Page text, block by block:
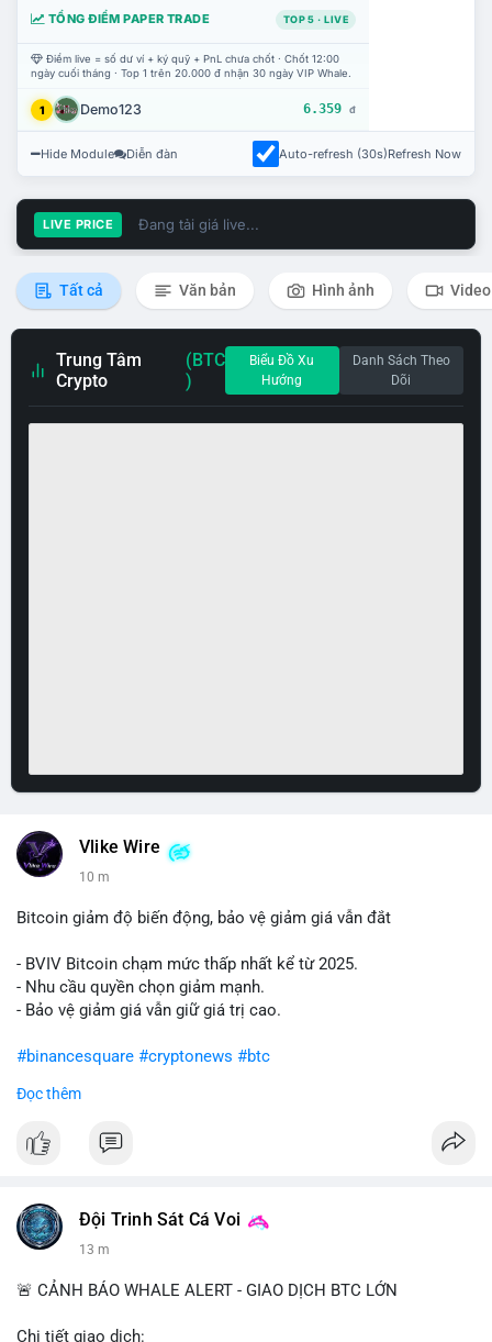
TỔNG ĐIỂM PAPER TRADE TOP 5 · LIVE
Điểm live = số dư ví + ký quỹ + PnL chưa chốt · Chốt 12:00
ngày cuối tháng · Top 1 trên 20.000 đ nhận 30 ngày VIP Whale.
1 Demo123 6.359 đ
Hide Module Diễn đàn Auto-refresh (30s)Refresh Now
LIVE PRICE Đang tải giá live...
Tất cả Văn bản Hình ảnh Video
Trung Tâm
Crypto
(BTC
)
Biểu Đồ Xu
Hướng
Danh Sách Theo
Dõi
Vlike Wire
10 m
Bitcoin giảm độ biến động, bảo vệ giảm giá vẫn đắt
- BVIV Bitcoin chạm mức thấp nhất kể từ 2025.
- Nhu cầu quyền chọn giảm mạnh.
- Bảo vệ giảm giá vẫn giữ giá trị cao.
#binancesquare #cryptonews #btc
$btc
#vlikevn #titanbot
Đọc thêm
Đội Trinh Sát Cá Voi
13 m
🚨 CẢNH BÁO WHALE ALERT - GIAO DỊCH BTC LỚN
Chi tiết giao dịch: